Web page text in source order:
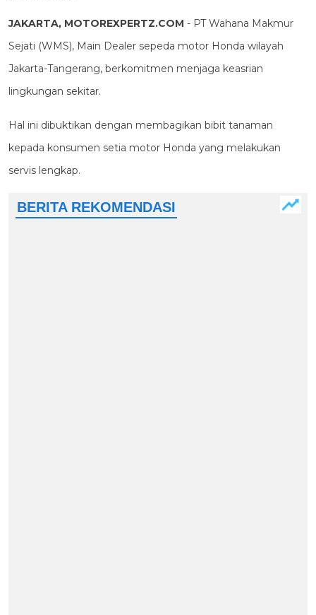
JAKARTA, MOTOREXPERTZ.COM - PT Wahana Makmur
Sejati (WMS), Main Dealer sepeda motor Honda wilayah
Jakarta-Tangerang, berkomitmen menjaga keasrian
lingkungan sekitar.
Hal ini dibuktikan dengan membagikan bibit tanaman
kepada konsumen setia motor Honda yang melakukan
servis lengkap.